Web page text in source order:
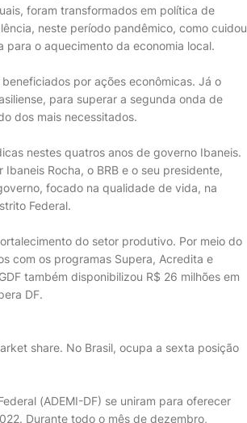
foram transformados em política de
neste período pandêmico, como cuidou
o aquecimento da economia local.
por ações econômicas. Já o
para superar a segunda onda de
dos mais necessitados.
nestes quatros anos de governo Ibaneis.
Rocha, o BRB e o seu presidente,
focado na qualidade de vida, na
Federal.
do setor produtivo. Por meio do
com os programas Supera, Acredita e
também disponibilizou R$ 26 milhões em
DF.
share. No Brasil, ocupa a sexta posição
(ADEMI-DF) se uniram para oferecer
Durante todo o mês de dezembro,